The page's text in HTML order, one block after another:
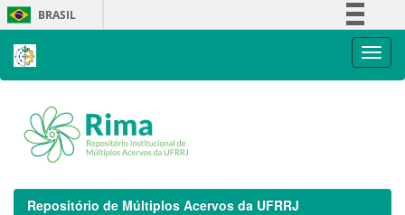
Skip
navigation
BRASIL
Repositório de Múltiplos Acervos da UFRRJ